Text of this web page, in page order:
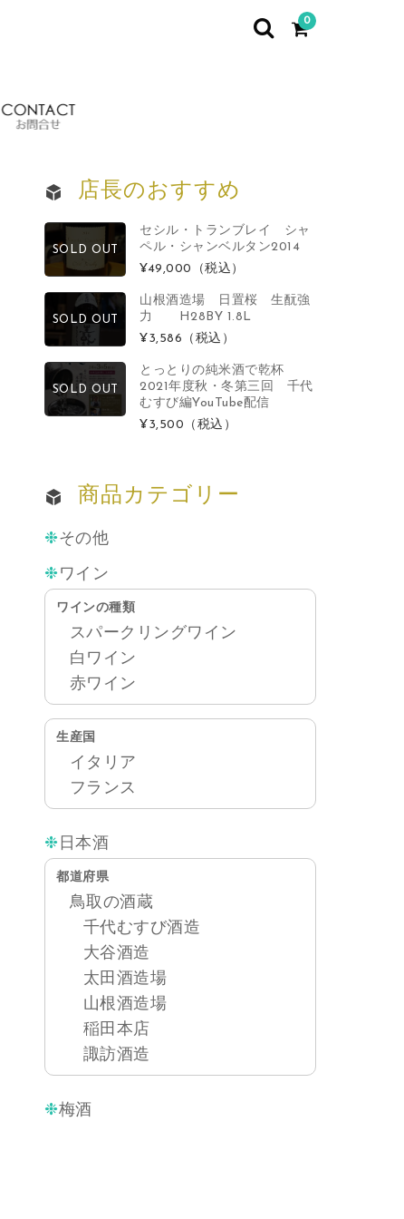
0
イベント情報
店長のおすすめ
SOLD OUT
セシル・トランブレイ シャ
ペル・シャンベルタン2014
¥49,000 （税込）
SOLD OUT
山根酒造場 日置桜 生酛強
力 H28BY 1.8L
¥3,586 （税込）
SOLD OUT
とっとりの純米酒で乾杯
2021年度秋・冬第三回 千代
むすび編YouTube配信
¥3,500 （税込）
商品カテゴリー
その他
ワイン
ワインの種類
スパークリングワイン
白ワイン
赤ワイン
生産国
イタリア
フランス
日本酒
都道府県
鳥取の酒蔵
千代むすび酒造
大谷酒造
太田酒造場
山根酒造場
稲田本店
諏訪酒造
梅酒